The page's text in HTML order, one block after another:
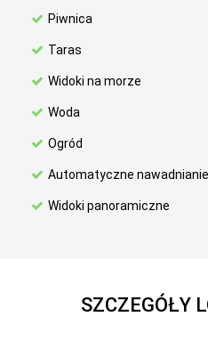
Piwnica
Taras
Widoki na morze
Woda
Ogród
Automatyczne nawadnianie
Widoki panoramiczne
SZCZEGÓŁY